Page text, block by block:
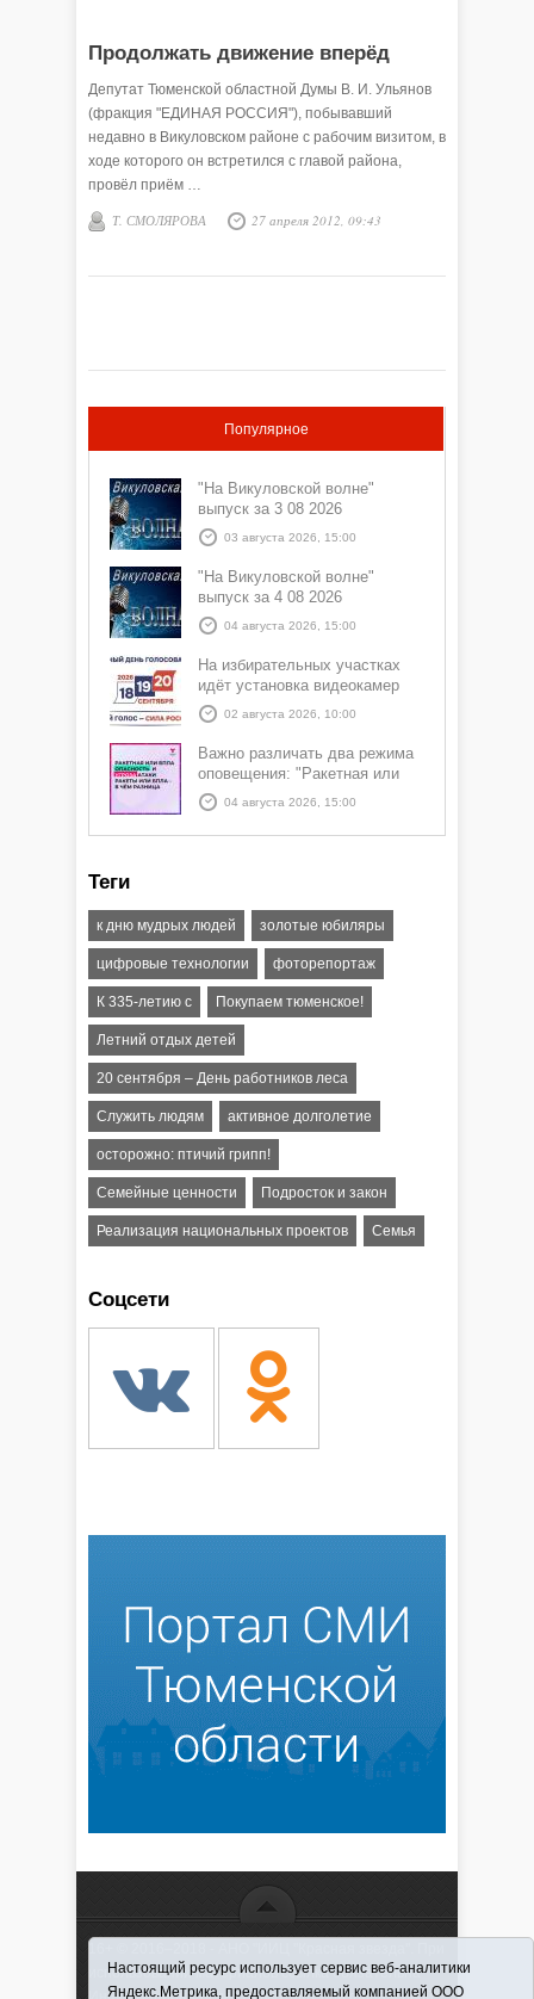
Продолжать движение вперёд
Депутат Тюменской областной Думы В. И. Ульянов
(фракция "ЕДИНАЯ РОССИЯ"), побывавший
недавно в Викуловском районе с рабочим визитом, в
ходе которого он встретился с главой района,
провёл приём …
Т. СМОЛЯРОВА 27 апреля 2012, 09:43
Популярное
"На Викуловской волне"
выпуск за 3 08 2026
03 августа 2026, 15:00
"На Викуловской волне"
выпуск за 4 08 2026
04 августа 2026, 15:00
На избирательных участках
идёт установка видеокамер
02 августа 2026, 10:00
Важно различать два режима
оповещения: "Ракетная или
БПЛА опасность" и "Угроза
атаки ракеты или БПЛА"
04 августа 2026, 15:00
Теги
к дню мудрых людей золотые юбиляры
цифровые технологии фоторепортаж
К 335-летию с Покупаем тюменское!
Летний отдых детей
20 сентября – День работников леса
Служить людям активное долголетие
осторожно: птичий грипп!
Семейные ценности Подросток и закон
Реализация национальных проектов Семья
Соцсети
использовании материалов ссылка обязательна
Настоящий ресурс использует сервис веб-аналитики
Яндекс.Метрика, предоставляемый компанией ООО